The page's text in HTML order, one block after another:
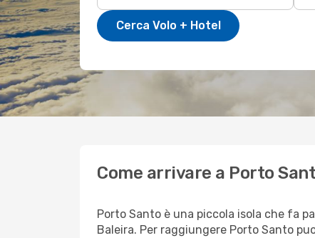
Cerca Volo + Hotel
Come arrivare a Porto
Porto Santo è una piccola isola che fa
Baleira. Per raggiungere Porto Santo